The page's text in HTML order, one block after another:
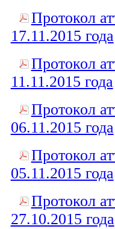
Протокол
17.11.2015 года
Протокол
11.11.2015 года
Протокол
06.11.2015 года
Протокол
05.11.2015 года
Протокол
27.10.2015 года